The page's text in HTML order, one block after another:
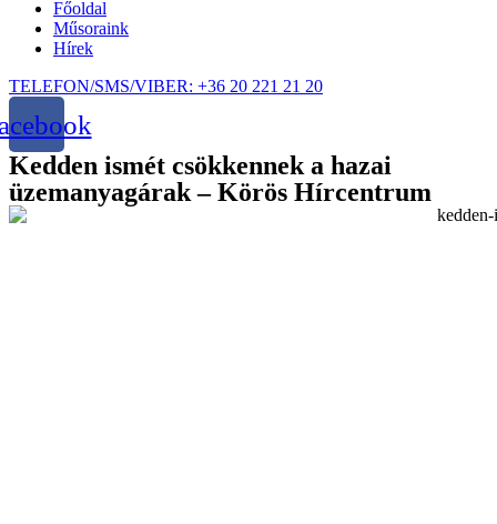
Főoldal
Műsoraink
Hírek
TELEFON/SMS/VIBER: +36 20 221 21 20
Kedden ismét csökkennek a hazai
üzemanyagárak – Körös Hírcentrum